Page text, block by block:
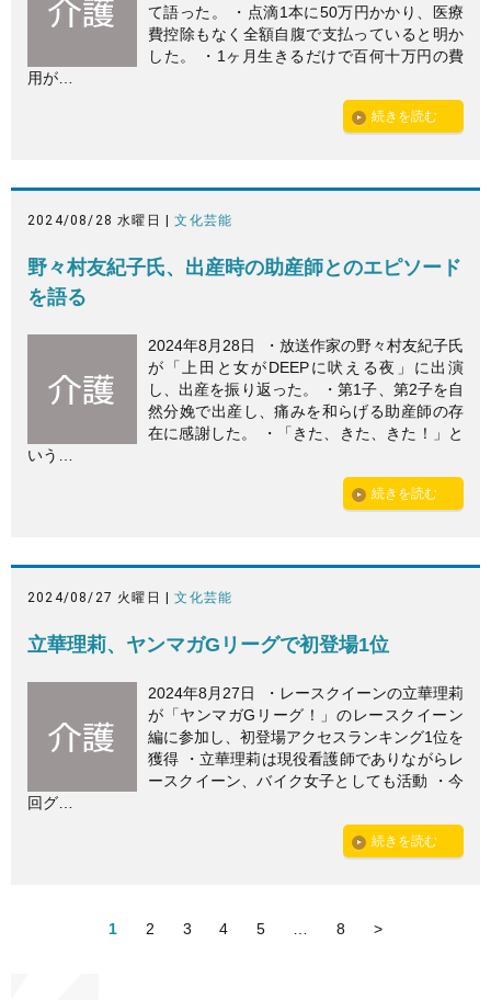
て語った。 ・点滴1本に50万円かかり、医療
費控除もなく全額自腹で支払っていると明か
した。 ・1ヶ月生きるだけで百何十万円の費
用が…
続きを読む
2024/08/28 水曜日 |文化芸能
野々村友紀子氏、出産時の助産師とのエピソード
を語る
2024年8月28日 ・放送作家の野々村友紀子氏
が「上田と女がDEEPに吠える夜」に出演
し、出産を振り返った。 ・第1子、第2子を自
然分娩で出産し、痛みを和らげる助産師の存
在に感謝した。 ・「きた、きた、きた！」と
いう…
続きを読む
2024/08/27 火曜日 |文化芸能
立華理莉、ヤンマガGリーグで初登場1位
2024年8月27日 ・レースクイーンの立華理莉
が「ヤンマガGリーグ！」のレースクイーン
編に参加し、初登場アクセスランキング1位を
獲得 ・立華理莉は現役看護師でありながらレ
ースクイーン、バイク女子としても活動 ・今
回グ…
続きを読む
1 2 3 4 5 8 >